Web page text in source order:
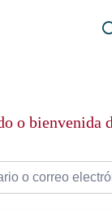
o bienvenida